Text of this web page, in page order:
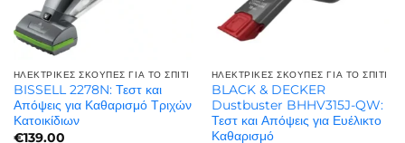
ΗΛΕΚΤΡΙΚΈΣ ΣΚΟΎΠΕΣ ΓΙΑ ΤΟ ΣΠΊΤΙ
BISSELL 2278N: Τεστ και
Απόψεις για Καθαρισμό Τριχών
Κατοικίδιων
€139.00
ΗΛΕΚΤΡΙΚΈΣ ΣΚΟΎΠΕΣ ΓΙΑ ΤΟ ΣΠΊΤΙ
BLACK & DECKER
Dustbuster BHHV315J-QW:
Τεστ και Απόψεις για Ευέλικτο
Καθαρισμό